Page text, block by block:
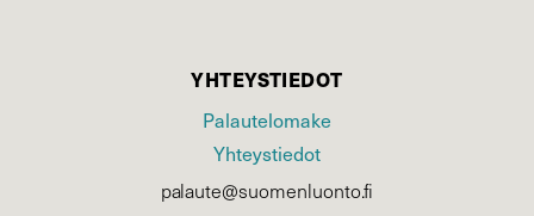
YHTEYSTIEDOT
Palautelomake
Yhteystiedot
palaute@suomenluonto.fi